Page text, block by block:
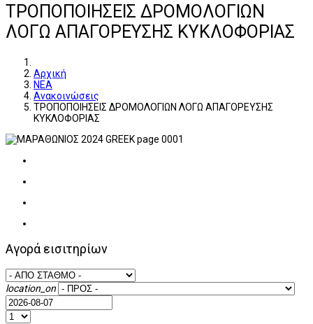
ΤΡΟΠΟΠΟΙΗΣΕΙΣ ΔΡΟΜΟΛΟΓΙΩΝ
ΛΟΓΩ ΑΠΑΓΟΡΕΥΣΗΣ ΚΥΚΛΟΦΟΡΙΑΣ
Αρχική
ΝΕΑ
Ανακοινώσεις
ΤΡΟΠΟΠΟΙΗΣΕΙΣ ΔΡΟΜΟΛΟΓΙΩΝ ΛΟΓΩ ΑΠΑΓΟΡΕΥΣΗΣ
ΚΥΚΛΟΦΟΡΙΑΣ
Αγορά εισιτηρίων
location_on